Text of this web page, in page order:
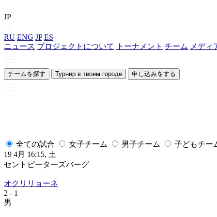
JP
RU ENG JP ES
ニュース プロジェクトについて トーナメント チーム メディ
チームを探す Турнир в твоем городе 申し込みをする
全ての試合 女子チーム 男子チーム
子どもチー
19 4月 16:15, 土
セントピーターズバーグ
オクリリョーネ
2 - 1
男